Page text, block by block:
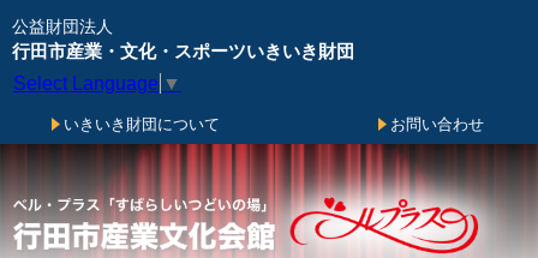
公益財団法人
行田市産業・文化・スポーツいきいき財団
Select Language ▼
いきいき財団について お問い合わせ